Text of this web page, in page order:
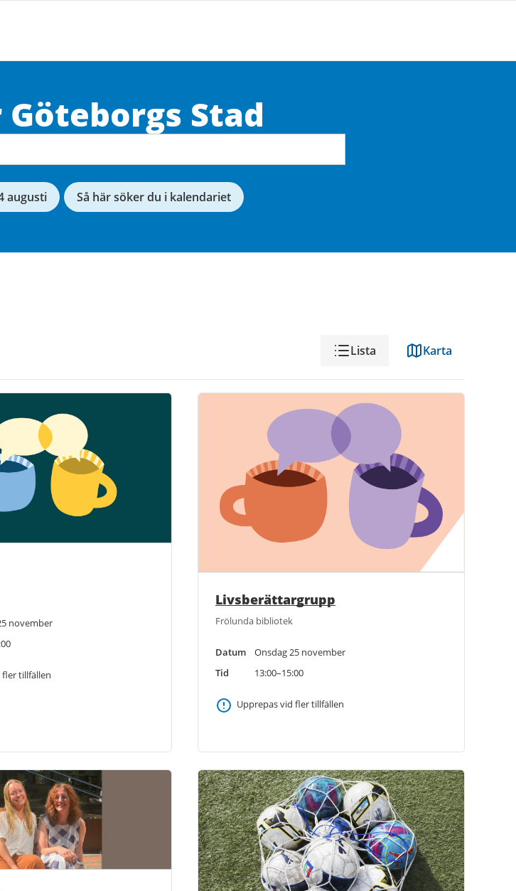
Göteborgs Stad
augusti Så här söker du i kalendariet
VisningLista Karta
november
fler tillfällen
Livsberättargrupp
Frölunda bibliotek
Datum
Onsdag 25 november
Tid
13:00–15:00
Upprepas vid fler tillfällen